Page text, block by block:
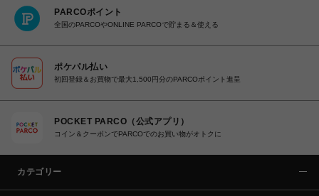
PARCOポイント
全国のPARCOやONLINE PARCOで貯まる＆使える
ポケパル払い
初回登録＆お買物で最大1,500円分のPARCOポイント進呈
POCKET PARCO（公式アプリ）
コイン＆クーポンでPARCOでのお買い物がオトクに
カテゴリー